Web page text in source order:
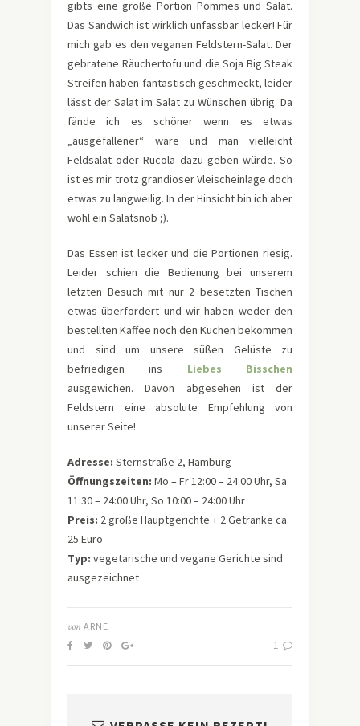
gibts eine große Portion Pommes und Salat.
Das Sandwich ist wirklich unfassbar lecker! Für
mich gab es den veganen Feldstern-Salat. Der
gebratene Räuchertofu und die Soja Big Steak
Streifen haben fantastisch geschmeckt, leider
lässt der Salat im Salat zu Wünschen übrig. Da
fände ich es schöner wenn es etwas
„ausgefallener“ wäre und man vielleicht
Feldsalat oder Rucola dazu geben würde. So
ist es mir trotz grandioser Vleischeinlage doch
etwas zu langweilig. In der Hinsicht bin ich aber
wohl ein Salatsnob ;).
Das Essen ist lecker und die Portionen riesig.
Leider schien die Bedienung bei unserem
letzten Besuch mit nur 2 besetzten Tischen
etwas überfordert und wir haben weder den
bestellten Kaffee noch den Kuchen bekommen
und sind um unsere süßen Gelüste zu
befriedigen ins Liebes Bisschen
ausgewichen. Davon abgesehen ist der
Feldstern eine absolute Empfehlung von
unserer Seite!
Adresse: Sternstraße 2, Hamburg
Öffnungszeiten: Mo – Fr 12:00 – 24:00 Uhr, Sa
11:30 – 24:00 Uhr, So 10:00 – 24:00 Uhr
Preis: 2 große Hauptgerichte + 2 Getränke ca.
25 Euro
Typ: vegetarische und vegane Gerichte sind
ausgezeichnet
von ARNE
1